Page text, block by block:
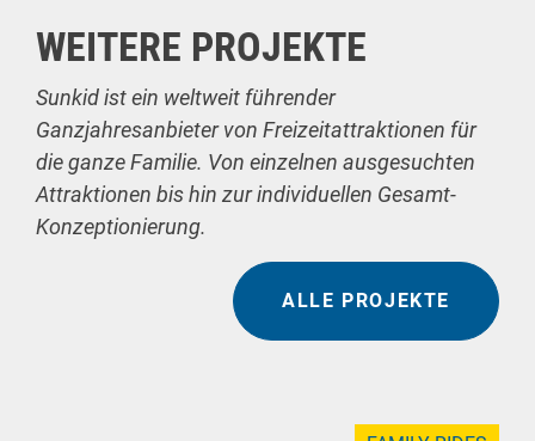
WEITERE PROJEKTE
Sunkid ist ein weltweit führender
Ganzjahresanbieter von Freizeitattraktionen für
die ganze Familie. Von einzelnen ausgesuchten
Attraktionen bis hin zur individuellen Gesamt-
Konzeptionierung.
ALLE PROJEKTE